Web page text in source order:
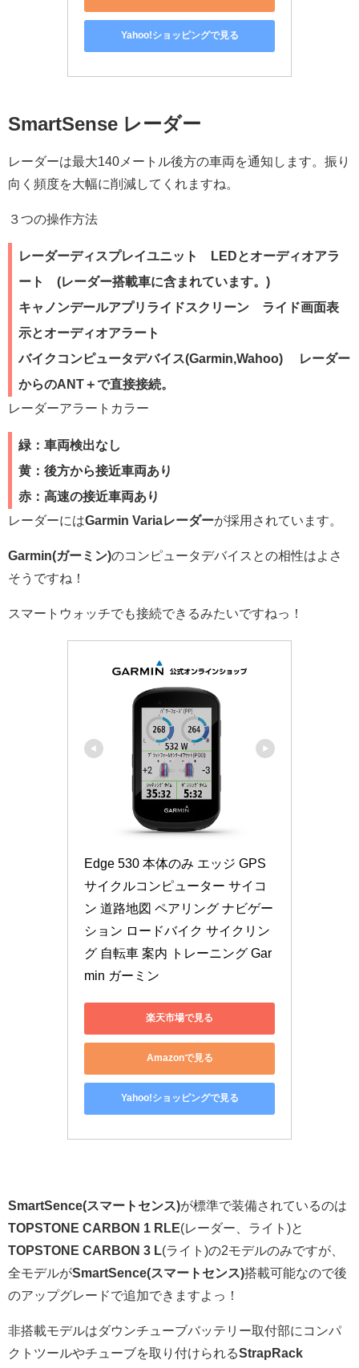
Yahoo!ショッピングで見る
SmartSense レーダー
レーダーは最大140メートル後方の車両を通知します。振り
向く頻度を大幅に削減してくれますね。
３つの操作方法
レーダーディスプレイユニット LEDとオーディオアラ
ート (レーダー搭載車に含まれています。)
キャノンデールアプリライドスクリーン ライド画面表
示とオーディオアラート
バイクコンピュータデバイス(Garmin,Wahoo) レーダー
からのANT＋で直接接続。
レーダーアラートカラー
緑：車両検出なし
黄：後方から接近車両あり
赤：高速の接近車両あり
レーダーにはGarmin Variaレーダーが採用されています。
Garmin(ガーミン)のコンピュータデバイスとの相性はよさ
そうですね！
スマートウォッチでも接続できるみたいですねっ！
Edge 530 本体のみ エッジ GPS
サイクルコンピューター サイコ
ン 道路地図 ペアリング ナビゲー
ション ロードバイク サイクリン
グ 自転車 案内 トレーニング Gar
min ガーミン
楽天市場で見る
Amazonで見る
Yahoo!ショッピングで見る
SmartSence(スマートセンス)が標準で装備されているのは
TOPSTONE CARBON 1 RLE(レーダー、ライト)と
TOPSTONE CARBON 3 L (ライト)の2モデルのみですが、
全モデルがSmartSence(スマートセンス)搭載可能なので後
のアップグレードで追加できますよっ！
非搭載モデルはダウンチューブバッテリー取付部にコンパ
クトツールやチューブを取り付けられるStrapRack